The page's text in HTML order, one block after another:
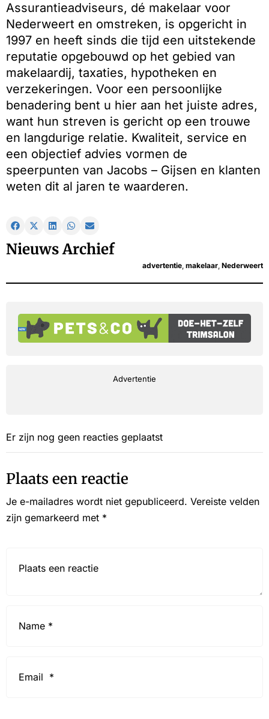
Assurantieadviseurs, dé makelaar voor
Nederweert en omstreken, is opgericht in
1997 en heeft sinds die tijd een uitstekende
reputatie opgebouwd op het gebied van
makelaardij, taxaties, hypotheken en
verzekeringen. Voor een persoonlijke
benadering bent u hier aan het juiste adres,
want hun streven is gericht op een trouwe
en langdurige relatie. Kwaliteit, service en
een objectief advies vormen de
speerpunten van Jacobs – Gijsen en klanten
weten dit al jaren te waarderen.
Nieuws Archief
advertentie, makelaar, Nederweert
Advertentie
Er zijn nog geen reacties geplaatst
Plaats een reactie
Je e-mailadres wordt niet gepubliceerd. Vereiste velden
zijn gemarkeerd met *